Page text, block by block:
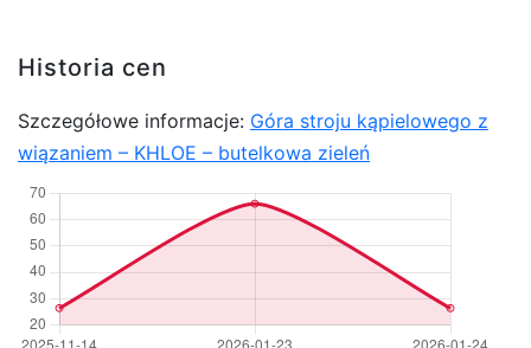
Historia cen
Szczegółowe informacje: Góra stroju kąpielowego z
wiązaniem – KHLOE – butelkowa zieleń